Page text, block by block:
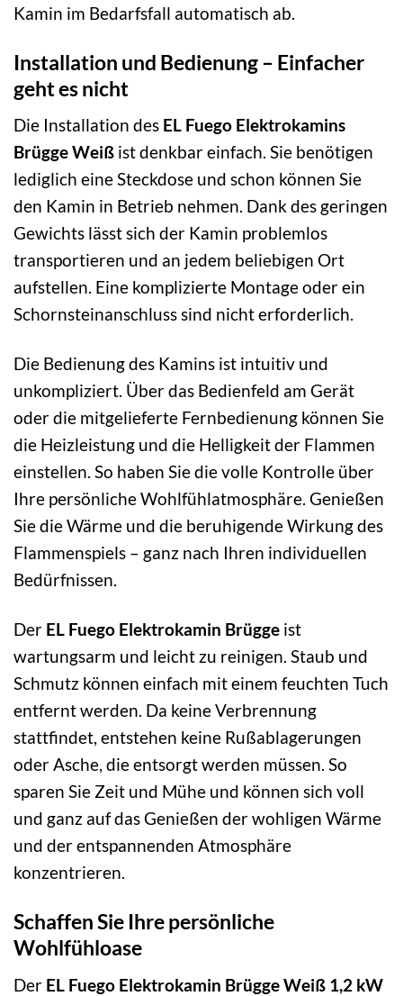
Kamin im Bedarfsfall automatisch ab.
Installation und Bedienung – Einfacher
geht es nicht
Die Installation des EL Fuego Elektrokamins
Brügge Weiß ist denkbar einfach. Sie benötigen
lediglich eine Steckdose und schon können Sie
den Kamin in Betrieb nehmen. Dank des geringen
Gewichts lässt sich der Kamin problemlos
transportieren und an jedem beliebigen Ort
aufstellen. Eine komplizierte Montage oder ein
Schornsteinanschluss sind nicht erforderlich.
Die Bedienung des Kamins ist intuitiv und
unkompliziert. Über das Bedienfeld am Gerät
oder die mitgelieferte Fernbedienung können Sie
die Heizleistung und die Helligkeit der Flammen
einstellen. So haben Sie die volle Kontrolle über
Ihre persönliche Wohlfühlatmosphäre. Genießen
Sie die Wärme und die beruhigende Wirkung des
Flammenspiels – ganz nach Ihren individuellen
Bedürfnissen.
Der EL Fuego Elektrokamin Brügge ist
wartungsarm und leicht zu reinigen. Staub und
Schmutz können einfach mit einem feuchten Tuch
entfernt werden. Da keine Verbrennung
stattfindet, entstehen keine Rußablagerungen
oder Asche, die entsorgt werden müssen. So
sparen Sie Zeit und Mühe und können sich voll
und ganz auf das Genießen der wohligen Wärme
und der entspannenden Atmosphäre
konzentrieren.
Schaffen Sie Ihre persönliche
Wohlfühloase
Der EL Fuego Elektrokamin Brügge Weiß 1,2 kW